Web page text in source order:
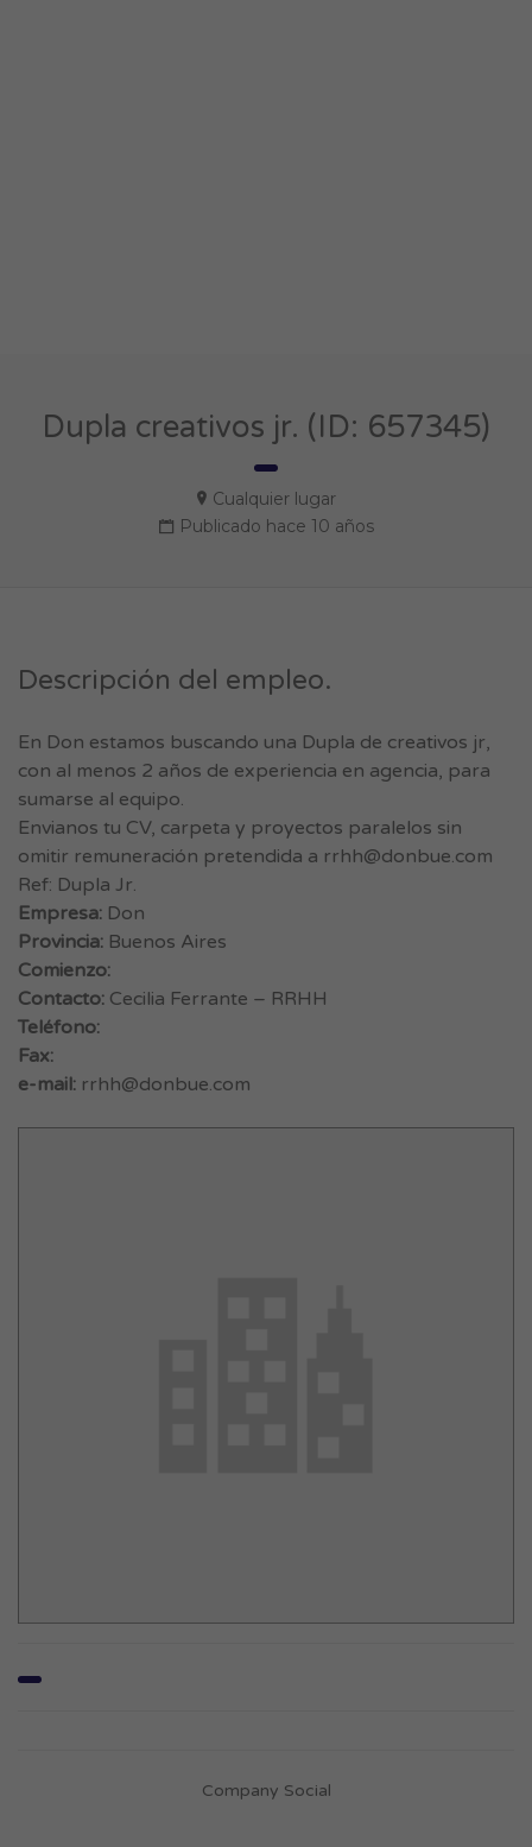
Dupla creativos jr. (ID: 657345)
Cualquier lugar
Publicado hace 10 años
Descripción del empleo.
En Don estamos buscando una Dupla de creativos jr,
con al menos 2 años de experiencia en agencia, para
sumarse al equipo.
Envianos tu CV, carpeta y proyectos paralelos sin
omitir remuneración pretendida a rrhh@donbue.com
Ref: Dupla Jr.
Empresa: Don
Provincia: Buenos Aires
Comienzo:
Contacto: Cecilia Ferrante – RRHH
Teléfono:
Fax:
e-mail: rrhh@donbue.com
Company Social